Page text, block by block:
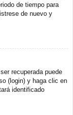
de tiempo para
de nuevo y
recuperada puede
(login) y haga clic en
identificado